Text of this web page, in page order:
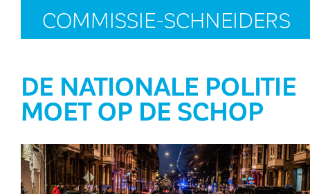
COMMISSIE-SCHNEIDERS
DE NATIONALE POLITIE
MOET OP DE SCHOP